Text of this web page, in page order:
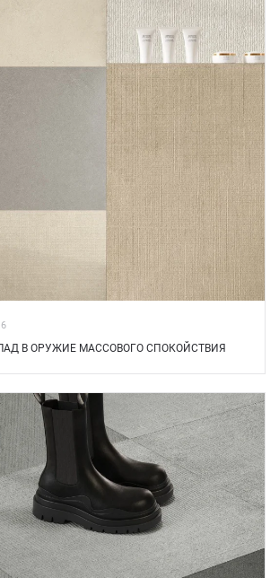
В ОРУЖИЕ МАССОВОГО СПОКОЙСТВИЯ